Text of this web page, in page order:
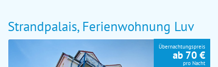
Strandpalais, Ferienwohnung Luv
Übernachtungspreis
ab 70 €
pro Nacht